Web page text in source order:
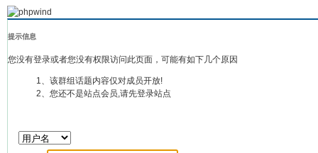
提示信息
您没有登录或者您没有权限访问此页面，可能有如下几个原因
1、该群组话题内容仅对成员开放!
2、您还不是站点会员,请先登录站点